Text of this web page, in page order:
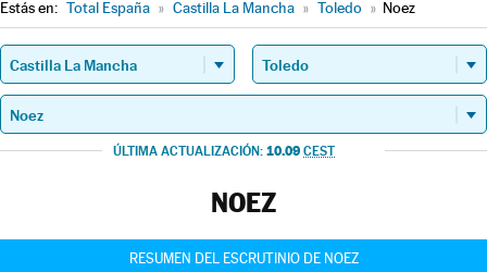
Estás en: Total España » Castilla La Mancha » Toledo » Noez
ÚLTIMA ACTUALIZACIÓN: 10.09 CEST
NOEZ
RESUMEN DEL ESCRUTINIO DE NOEZ